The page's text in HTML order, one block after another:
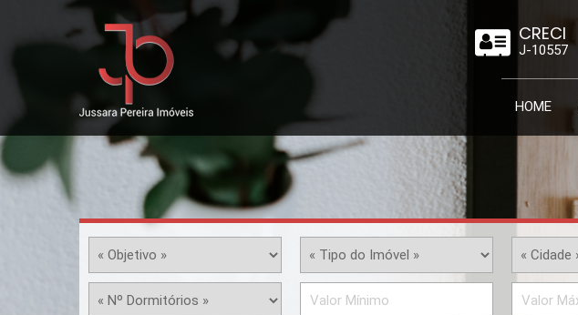
CRECI
J-10557
HOME